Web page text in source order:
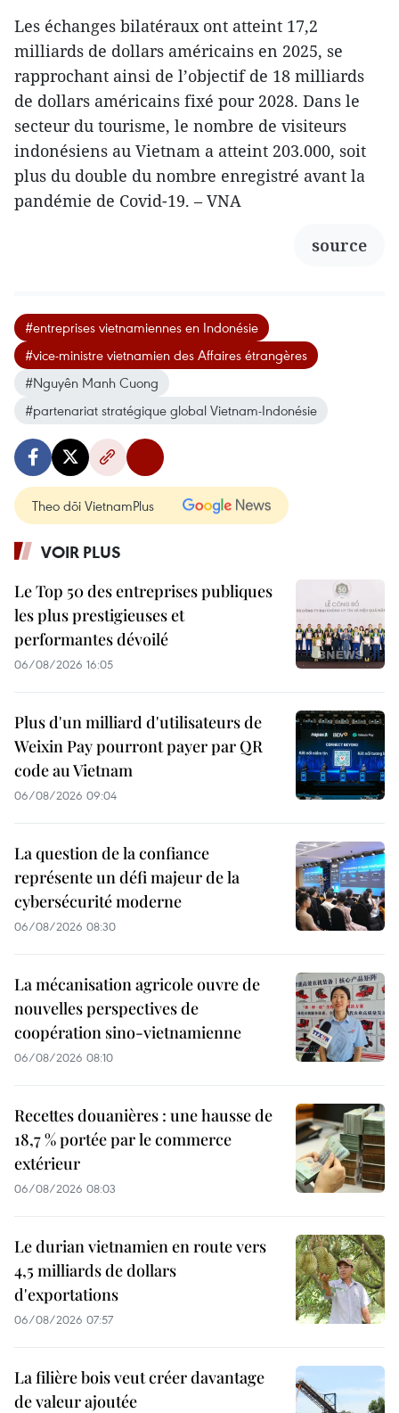
Les échanges bilatéraux ont atteint 17,2
milliards de dollars américains en 2025, se
rapprochant ainsi de l’objectif de 18 milliards
de dollars américains fixé pour 2028. Dans le
secteur du tourisme, le nombre de visiteurs
indonésiens au Vietnam a atteint 203.000, soit
plus du double du nombre enregistré avant la
pandémie de Covid-19. – VNA
source
#entreprises vietnamiennes en Indonésie
#vice-ministre vietnamien des Affaires étrangères
#Nguyên Manh Cuong
#partenariat stratégique global Vietnam-Indonésie
Theo dõi VietnamPlus
VOIR PLUS
Le Top 50 des entreprises publiques
les plus prestigieuses et
performantes dévoilé
06/08/2026 16:05
Plus d'un milliard d'utilisateurs de
Weixin Pay pourront payer par QR
code au Vietnam
06/08/2026 09:04
La question de la confiance
représente un défi majeur de la
cybersécurité moderne
06/08/2026 08:30
La mécanisation agricole ouvre de
nouvelles perspectives de
coopération sino-vietnamienne
06/08/2026 08:10
Recettes douanières : une hausse de
18,7 % portée par le commerce
extérieur
06/08/2026 08:03
Le durian vietnamien en route vers
4,5 milliards de dollars
d'exportations
06/08/2026 07:57
La filière bois veut créer davantage
de valeur ajoutée